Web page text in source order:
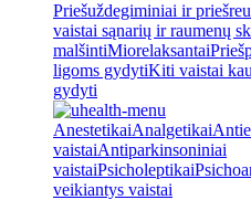
Priešuždegiminiai ir
vaistai sąnarių ir raumenų
malšintiMiorelaksantai
ligoms gydytiKiti vaistai
gydyti
AnestetikaiAnalgetikai
vaistaiAntiparkinsoniniai
vaistaiPsicholeptikai
veikiantys vaistai